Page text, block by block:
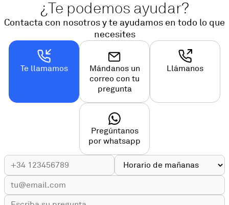
¿Te podemos ayudar?
Contacta con nosotros y te ayudamos en todo lo que
necesites
Te llamamos
Mándanos un
correo con tu
pregunta
Llámanos
Pregúntanos
por whatsapp